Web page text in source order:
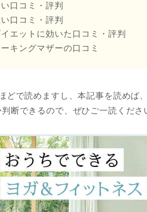
口コミ・評判
口コミ・評判
イエットに効いた口コミ・評判
ーキングマザーの口コミ
どで読めますし、本記事を読めば
断できるので、ぜひご一読くださ